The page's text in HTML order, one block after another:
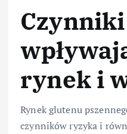
Czynniki
rynek i
Rynek glutenu
czynników ryzyka i